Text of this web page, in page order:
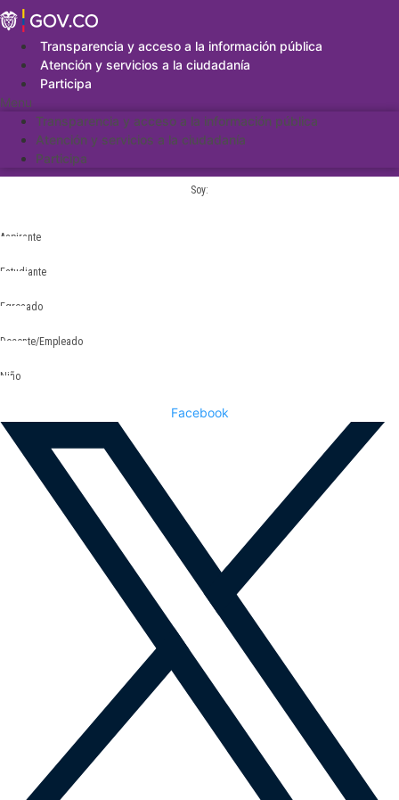
Saltar
al
contenidoTransparencia y acceso a la información pública
Atención y servicios a la ciudadanía
Participa
Menu
Transparencia y acceso a la información pública
Atención y servicios a la ciudadanía
Participa
Soy:
Aspirante
Estudiante
Egresado
Docente/Empleado
Niño
Facebook